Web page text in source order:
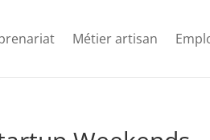
Métier artisan